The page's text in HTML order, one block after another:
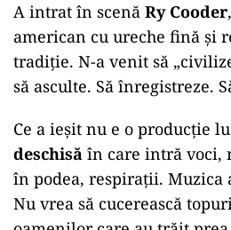
A intrat în scenă Ry Cooder
american cu ureche fină și
tradiție. N-a venit să
să asculte. Să înregistreze.
Ce a ieșit nu e o producție
deschisă în care intră voci,
în podea, respirații. Muzica
Nu vrea să cucerească